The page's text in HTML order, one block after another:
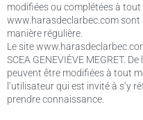
modifiées ou complétées à
www.harasdeclarbec.com
manière régulière.
Le site
SCEA GENEVIÈVE MEGRET.
peuvent être modifiées à tout
l’utilisateur qui est invité à s’y
prendre connaissance.